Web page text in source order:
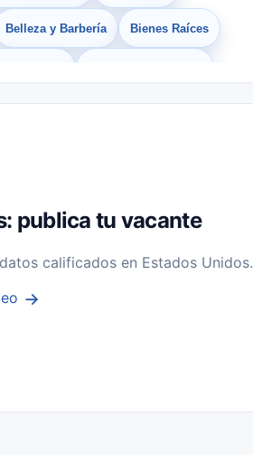
Belleza y Barbería Bienes Raíces
Sin Experiencia
publica tu vacante
calificados en Estados Unidos.